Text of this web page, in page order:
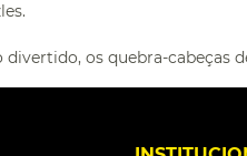
divertido, os quebra-